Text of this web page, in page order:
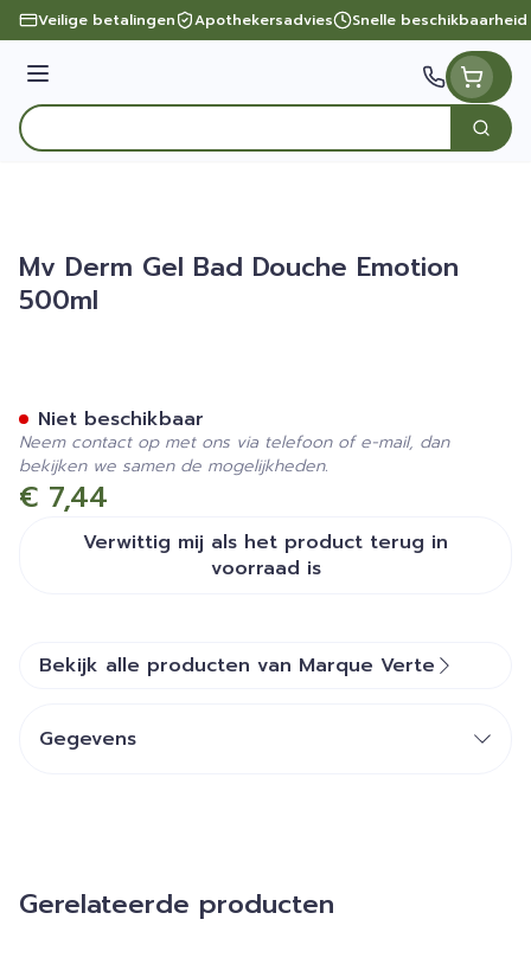
Ga naar de inhoud
Veilige betalingen Apothekersadvies Snelle beschikbaarheid
Menu
Product, merk, categorie...
Zoek
Mv Derm Gel Bad Douche Emotion
500ml
€ 7,44
Verwittig mij als het product terug in
voorraad is
Niet beschikbaar
Neem contact op met ons via telefoon of e-mail, dan
bekijken we samen de mogelijkheden.
Bekijk alle producten van Marque Verte
Gegevens
Gerelateerde producten